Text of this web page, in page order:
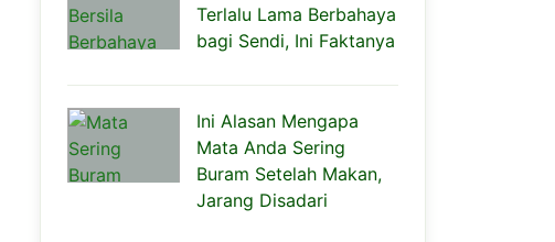
Terlalu Lama Berbahaya
bagi Sendi, Ini Faktanya
Ini Alasan Mengapa
Mata Anda Sering
Buram Setelah Makan,
Jarang Disadari